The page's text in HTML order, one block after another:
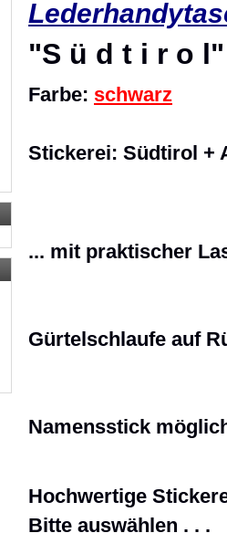
"S ü d t i r o l"
Farbe: schwarz
Stickerei: Südtirol +
... mit praktischer
Gürtelschlaufe auf
Namensstick
Hochwertige
Bitte auswählen . . .